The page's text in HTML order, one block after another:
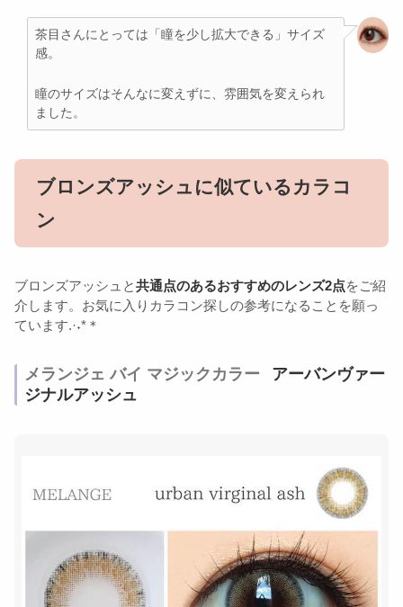
茶目さんにとっては「瞳を少し拡大できる」サイズ
感。
瞳のサイズはそんなに変えずに、雰囲気を変えられ
ました。
ブロンズアッシュに似ているカラコ
ン
ブロンズアッシュと共通点のあるおすすめのレンズ2点をご紹
介します。お気に入りカラコン探しの参考になることを願っ
ています.·˖*＊
メランジェ バイ マジックカラー
アーバンヴァー
ジナルアッシュ